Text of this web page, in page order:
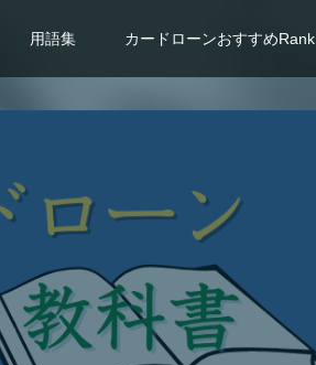
用語集 カードローンおすすめRank